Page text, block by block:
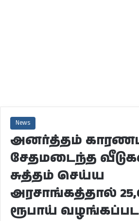
News
அனர்த்தம்
சேதமடைந்த
சுத்தம் செய்ய
அரசாங்கத்தால்
ரூபாய்